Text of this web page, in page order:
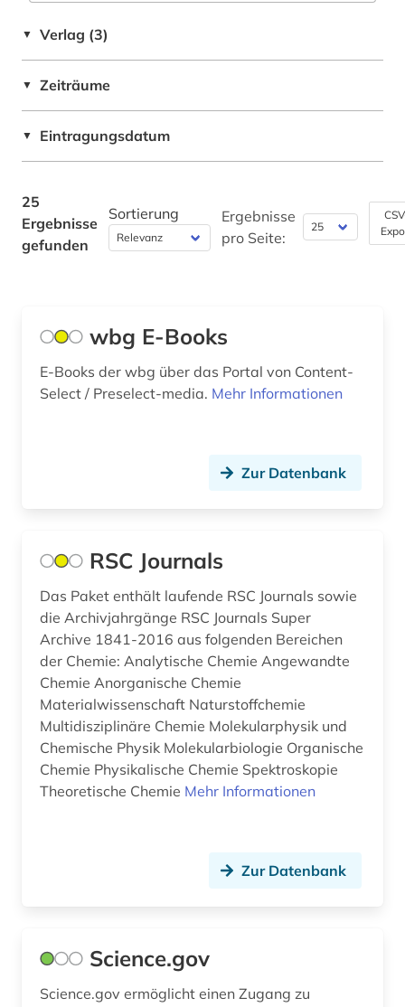
pädagogik (1)
race (1)
schweden (1)
slawistik (1)
technik (11)
usa (1)
verzeichnis (1)
wissenschaft (1)
zeitschrift (1)
zeitschriftenaufsatz (2)
zitation (1)
▼ Verlag (3)
▼ Zeiträume
▼ Eintragungsdatum
25
Ergebnisse
gefunden
Sortierung
Ergebnisse
pro Seite:
wbg E-Books
E-Books der wbg über das Portal von Content-
Select / Preselect-media. Mehr Informationen
Zur Datenbank
RSC Journals
Das Paket enthält laufende RSC Journals sowie
die Archivjahrgänge RSC Journals Super
Archive 1841-2016 aus folgenden Bereichen
der Chemie: Analytische Chemie Angewandte
Chemie Anorganische Chemie
Materialwissenschaft Naturstoffchemie
Multidisziplinäre Chemie Molekularphysik und
Chemische Physik Molekularbiologie Organische
Chemie Physikalische Chemie Spektroskopie
Theoretische Chemie Mehr Informationen
Zur Datenbank
Science.gov
Science.gov ermöglicht einen Zugang zu